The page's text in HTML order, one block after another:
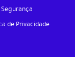
Segurança
de Privacidade